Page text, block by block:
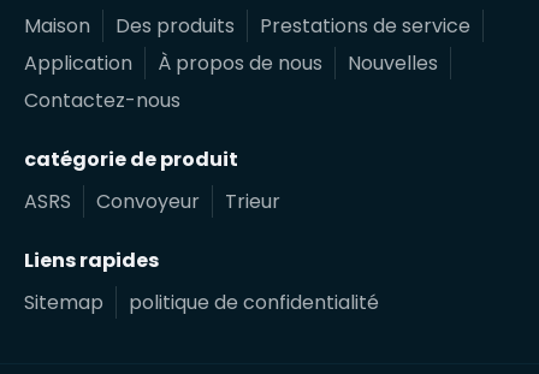
Maison
Des produits
Prestations de service
Application
À propos de nous
Nouvelles
Contactez-nous
catégorie de produit
ASRS
Convoyeur Trieur
Liens rapides
Sitemap
politique de confidentialité